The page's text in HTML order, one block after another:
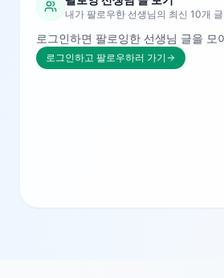
내가 팔로우한 선생님의 최신 10개 글
로그인하면 팔로잉한 선생님 글을 모
로그인하고 팔로우하러 가기